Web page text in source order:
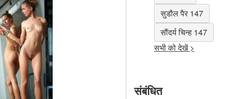
सुडौल पैर 147
सौंदर्य चिन्ह 147
सभी को देखें >
संबंधित